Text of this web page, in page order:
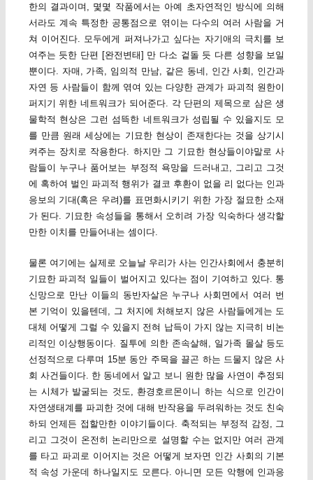
한의 결과이며, 몇몇 작품에서는 아예 초자연적인 방식에 의해
서라도 계속 특정한 공통점으로 엮이는 다수의 여러 사람을 거
쳐 이어진다. 모두에게 퍼져나가고 싶다는 자기애의 극치를 보
여주는 듯한 단편 [완전변태] 만 다소 겉돌 듯 다른 성향을 보일
뿐이다. 자매, 가족, 임의적 만남, 같은 동네, 인간 사회, 인간과
자연 등 사람들이 함께 엮여 있는 다양한 관계가 파괴적 원한이
퍼지기 위한 네트워크가 되어준다. 각 단편의 제목으로 삼은 생
물학적 현상은 그런 섬뜩한 네트워크가 성립될 수 있을지도 모
를 만큼 원래 세상에는 기묘한 현상이 존재한다는 것을 상기시
켜주는 장치로 작용한다. 하지만 그 기묘한 현상들이야말로 사
람들이 누구나 품어보는 부정적 욕망을 드러내고, 그리고 그것
에 혹하여 벌인 파괴적 행위가 결코 후환이 없을 리 없다는 인과
응보의 기대(혹은 우려)를 표면화시키기 위한 가장 절묘한 소재
가 된다. 기묘한 속성들을 통해서 오히려 가장 익숙하다 생각할
만한 이치를 만들어내는 셈이다.
물론 여기에는 실제로 오늘날 우리가 사는 인간사회에서 충분히
기묘한 파괴적 일들이 벌어지고 있다는 점이 기여하고 있다. 통
신망으로 만난 이들의 동반자살은 누구나 사회면에서 여러 번
본 기억이 있을텐데, 그 처지에 처해보지 않은 사람들에게는 도
대체 어떻게 그럴 수 있을지 전혀 납득이 가지 않는 지극히 비논
리적인 이상행동이다. 질투에 의한 존속살해, 일가족 몰살 등도
선정적으로 다루며 15분 동안 주목을 끌곤 하는 드물지 않은 사
회 사건들이다. 한 동네에서 알고 보니 원한 많을 사연이 추정되
는 시체가 발굴되는 것도, 환경호르몬이니 하는 식으로 인간이
자연생태계를 파괴한 것에 대해 반작용을 두려워하는 것도 친숙
하되 언제든 접할만한 이야기들이다. 축적되는 부정적 감정, 그
리고 그것이 온전히 논리만으로 설명할 수는 없지만 여러 관계
를 타고 파괴로 이어지는 것은 어떻게 보자면 인간 사회의 기본
적 속성 가운데 하나일지도 모른다. 아니면 모든 악행에 인과응